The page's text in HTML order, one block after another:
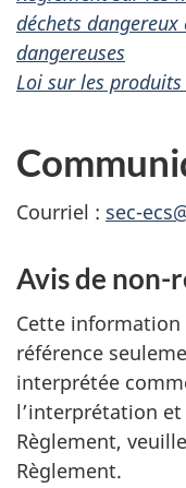
déchets
dangereuses
Loi sur les
Courriel : sec-
Avis de non-
Cette information
référence
interprétée
l’interprétation
Règlement,
Règlement.